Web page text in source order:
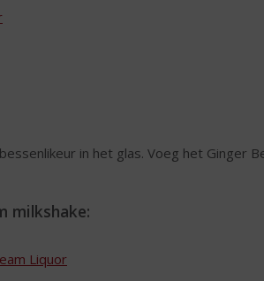
in het glas. Voeg het Ginger
milkshake:
Liquor